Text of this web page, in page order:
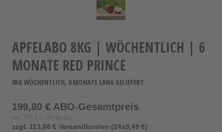
APFELABO 8KG | WÖCHENTLICH | 6
MONATE RED PRINCE
8KG WÖCHENTLICH, 6 MONATE LANG GELIEFERT
199,80 € ABO-Gesamtpreis
inkl. 7,97 € (7.0% MwSt.)
zzgl. 113,88 € Versandkosten (24x9,49 €)